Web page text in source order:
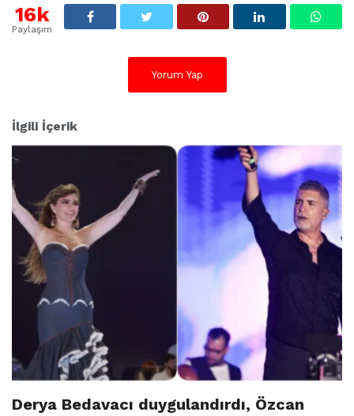
16k
Paylaşım
Yorum Yap
İlgili İçerik
Derya Bedavacı duygulandırdı, Özcan